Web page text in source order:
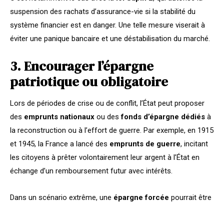
suspension des rachats d’assurance-vie si la stabilité du
système financier est en danger. Une telle mesure viserait à
éviter une panique bancaire et une déstabilisation du marché.
3. Encourager l’épargne
patriotique ou obligatoire
Lors de périodes de crise ou de conflit, l’État peut proposer
des emprunts nationaux ou desfonds d’épargne dédiés à
la reconstruction ou à l’effort de guerre. Par exemple, en 1915
et 1945, la France a lancé des emprunts de guerre, incitant
les citoyens à prêter volontairement leur argent à l’État en
échange d’un remboursement futur avec intérêts.
Dans un scénario extrême, une épargne forcée pourrait être